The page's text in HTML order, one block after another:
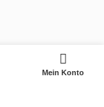
Mein Konto